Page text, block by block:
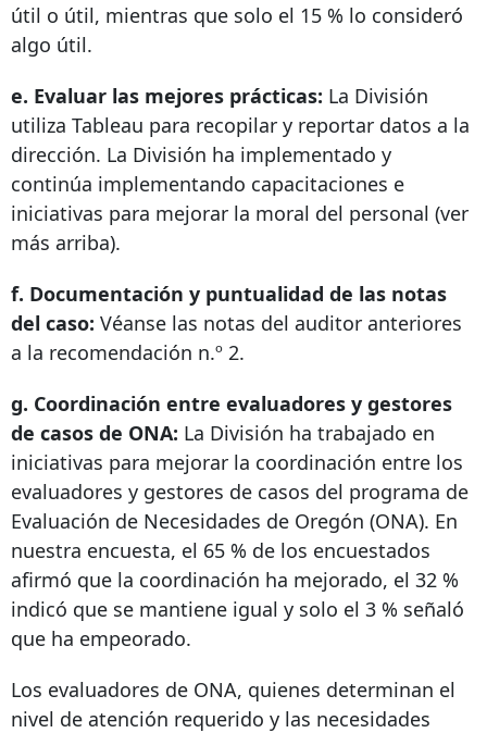
útil o útil, mientras que solo el 15 % lo consideró
algo útil.
e. Evaluar las mejores prácticas: La División
utiliza Tableau para recopilar y reportar datos a la
dirección. La División ha implementado y
continúa implementando capacitaciones e
iniciativas para mejorar la moral del personal (ver
más arriba).
f. Documentación y puntualidad de las notas
del caso: Véanse las notas del auditor anteriores
a la recomendación n.º 2.
g. Coordinación entre evaluadores y gestores
de casos de ONA: La División ha trabajado en
iniciativas para mejorar la coordinación entre los
evaluadores y gestores de casos del programa de
Evaluación de Necesidades de Oregón (ONA). En
nuestra encuesta, el 65 % de los encuestados
afirmó que la coordinación ha mejorado, el 32 %
indicó que se mantiene igual y solo el 3 % señaló
que ha empeorado.
Los evaluadores de ONA, quienes determinan el
nivel de atención requerido y las necesidades